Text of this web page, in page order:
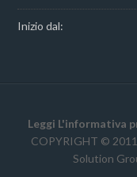
Inizio dal:
Leggi L'informativa
COPYRIGHT ©
Solution